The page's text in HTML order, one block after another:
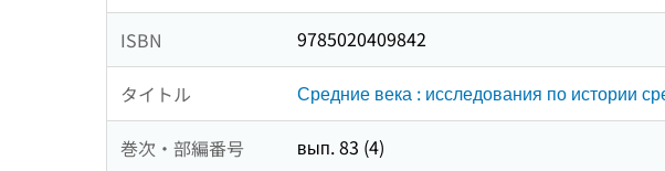
ISBN 9785020409842
タイトル Средние века : исследования по истории
巻次・部編番号 вып. 83 (4)